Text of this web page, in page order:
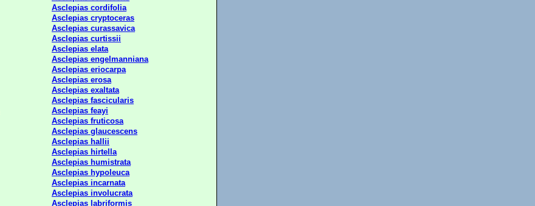
Asclepias cordifolia
Asclepias cryptoceras
Asclepias curassavica
Asclepias curtissii
Asclepias elata
Asclepias engelmanniana
Asclepias eriocarpa
Asclepias erosa
Asclepias exaltata
Asclepias fascicularis
Asclepias feayi
Asclepias fruticosa
Asclepias glaucescens
Asclepias hallii
Asclepias hirtella
Asclepias humistrata
Asclepias hypoleuca
Asclepias incarnata
Asclepias involucrata
Asclepias labriformis